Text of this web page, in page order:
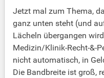
Jetzt mal zum Thema,
ganz unten steht (und
Lächeln übergangen
Medizin/Klinik-Recht-&-
nicht automatisch, in
Die Bandbreite ist groß,